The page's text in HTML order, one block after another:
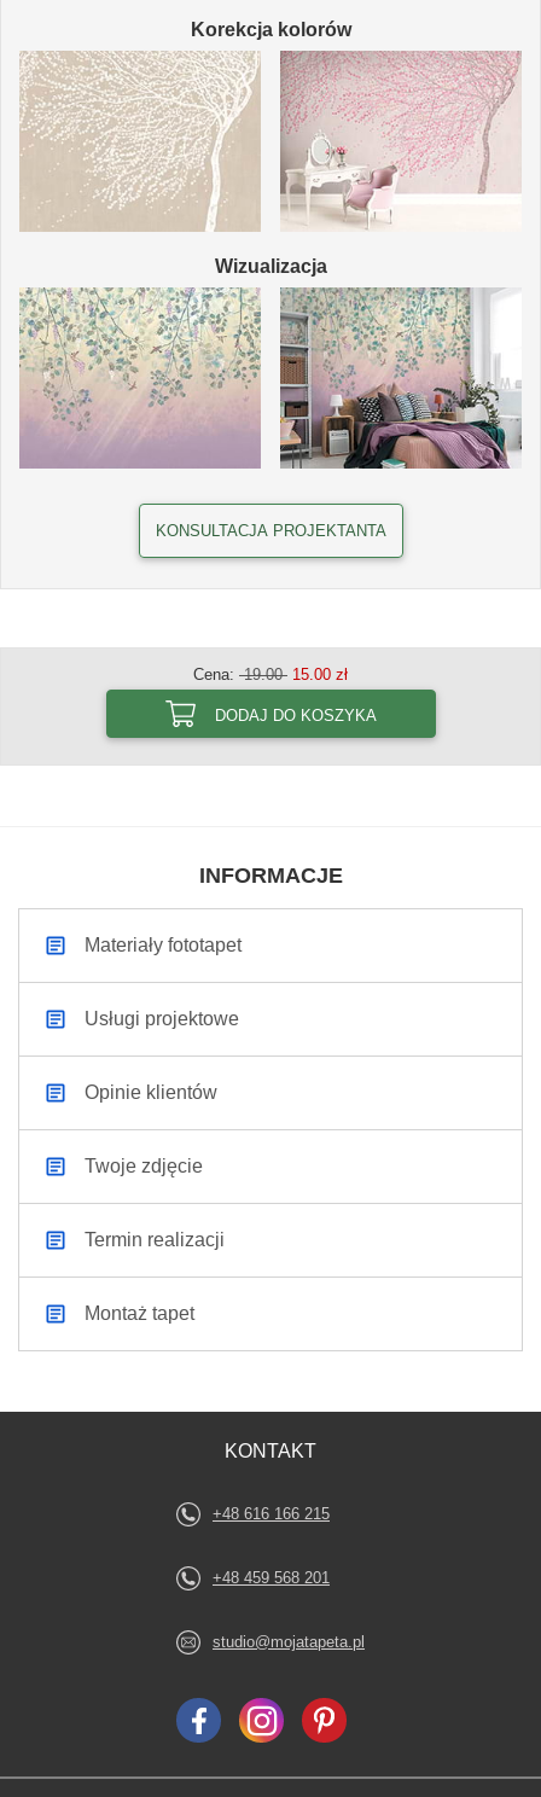
Korekcja kolorów
Wizualizacja
KONSULTACJA PROJEKTANTA
Cena: 19.00 15.00 zł
DODAJ DO KOSZYKA
INFORMACJE
Materiały fototapet
Usługi projektowe
Opinie klientów
Twoje zdjęcie
Termin realizacji
Montaż tapet
KONTAKT
+48 616 166 215
+48 459 568 201
studio@mojatapeta.pl